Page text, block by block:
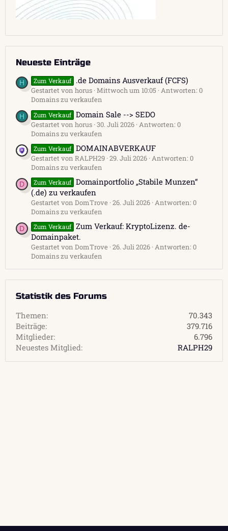
Neueste Einträge
H Zum Verkauf .de Domains Ausverkauf (FCFS)
Gestartet von horus Mittwoch um 10:05 Antworten: 0
Domains zu verkaufen
H Zum Verkauf Domain Sale --> SEDO
Gestartet von horus 30. Juli 2026 Antworten: 0
Domains zu verkaufen
Zum Verkauf DOMAINABVERKAUF
Gestartet von RALPH29 29. Juli 2026 Antworten: 0
Domains zu verkaufen
D Zum Verkauf Domainportfolio „Stabile Munzen“
(.de) zu verkaufen
Gestartet von DomTrove 26. Juli 2026 Antworten: 0
Domains zu verkaufen
D Zum Verkauf Zum Verkauf: KryptoLizenz. de-
Domainpaket.
Gestartet von DomTrove 26. Juli 2026 Antworten: 0
Domains zu verkaufen
Statistik des Forums
Themen
70.343
Beiträge
379.716
Mitglieder
6.796
Neuestes Mitglied
RALPH29